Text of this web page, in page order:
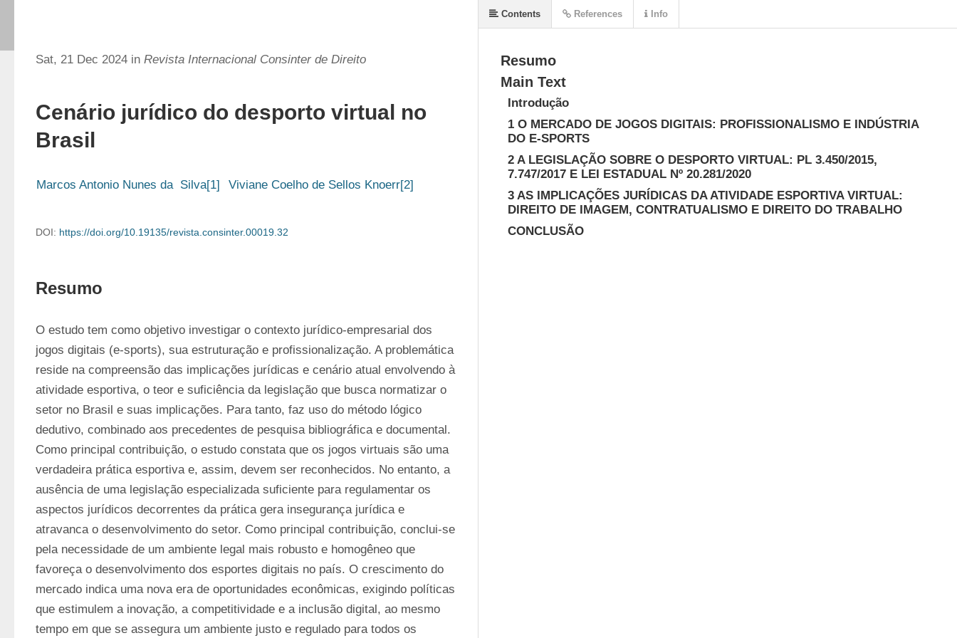
Sat, 21 Dec 2024 in Revista Internacional Consinter de Direito
Cenário jurídico do desporto virtual no
Brasil
Marcos Antonio Nunes da  Silva[1] Viviane Coelho de Sellos Knoerr[2]
DOI: https://doi.org/10.19135/revista.consinter.00019.32
Resumo
O estudo tem como objetivo investigar o contexto jurídico-empresarial dos
jogos digitais (e-sports), sua estruturação e profissionalização. A problemática
reside na compreensão das implicações jurídicas e cenário atual envolvendo à
atividade esportiva, o teor e suficiência da legislação que busca normatizar o
setor no Brasil e suas implicações. Para tanto, faz uso do método lógico
dedutivo, combinado aos precedentes de pesquisa bibliográfica e documental.
Como principal contribuição, o estudo constata que os jogos virtuais são uma
verdadeira prática esportiva e, assim, devem ser reconhecidos. No entanto, a
ausência de uma legislação especializada suficiente para regulamentar os
aspectos jurídicos decorrentes da prática gera insegurança jurídica e
atravanca o desenvolvimento do setor. Como principal contribuição, conclui-se
pela necessidade de um ambiente legal mais robusto e homogêneo que
favoreça o desenvolvimento dos esportes digitais no país. O crescimento do
mercado indica uma nova era de oportunidades econômicas, exigindo políticas
que estimulem a inovação, a competitividade e a inclusão digital, ao mesmo
tempo em que se assegura um ambiente justo e regulado para todos os
Resumo
Main Text
Introdução
1 O MERCADO DE JOGOS DIGITAIS: PROFISSIONALISMO E INDÚSTRIA
DO E-SPORTS
2 A LEGISLAÇÃO SOBRE O DESPORTO VIRTUAL: PL 3.450/2015,
7.747/2017 E LEI ESTADUAL Nº 20.281/2020
3 AS IMPLICAÇÕES JURÍDICAS DA ATIVIDADE ESPORTIVA VIRTUAL:
DIREITO DE IMAGEM, CONTRATUALISMO E DIREITO DO TRABALHO
CONCLUSÃO
Contents References Info